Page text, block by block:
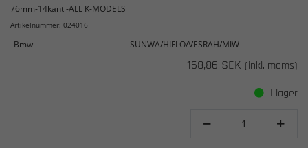
76mm-14kant -ALL K-MODELS
Artikelnummer: 024016
Bmw SUNWA/HIFLO/VESRAH/MIW
168,86 SEK (inkl. moms)
I lager
 